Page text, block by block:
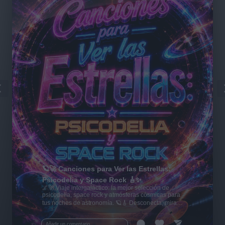
Añadir un comentario ...
🪐🚀 Canciones para Ver las Estrellas:
Psicodelia y Space Rock 🎸✨
🌌🚀 Viaje intergaláctico: la mejor selección de
psicodelia, space rock y atmósferas cósmicas para
tus noches de astronomía. 🪐🎸 Desconecta, mira
al firmamento y siente la gravedad cero. 💾 ¡Guarda
esta colección para tu próxima noche estrellada!